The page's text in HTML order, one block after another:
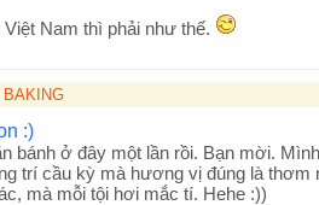
Việt Nam thì phải như thế.
BAKING
:)
bánh ở đây một lần rồi. Bạn mời.
trí cầu kỳ mà hương vị đúng là thơm
mà mỗi tội hơi mắc tí. Hehe :))